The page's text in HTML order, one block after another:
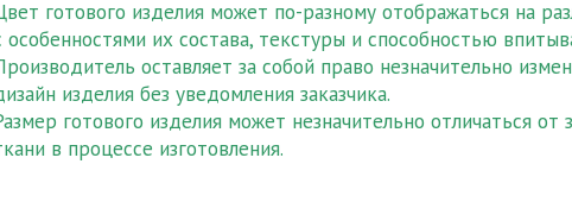
готового изделия может по-разному отображаться на
особенностями их состава, текстуры и способностью
оставляет за собой право незначительно
изделия без уведомления заказчика.
готового изделия может незначительно отличаться от
в процессе изготовления.